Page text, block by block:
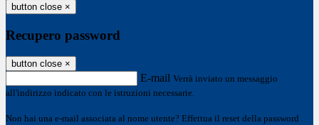
button close ×
Recupero password
button close ×
E-mail Verrà inviato un messaggio
all'indirizzo indicato con le istruzioni necessarie.
Non hai una e-mail associata al nome utente? Effettua il reset della password